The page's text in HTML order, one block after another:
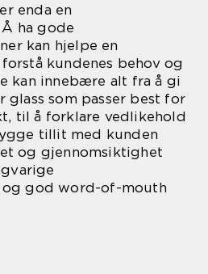
enda en
ha gode
kan hjelpe en
kundenes behov og
kan innebære alt fra å gi
glass som passer best for
til å forklare vedlikehold
tillit med kunden
og gjennomsiktighet
god word-of-mouth